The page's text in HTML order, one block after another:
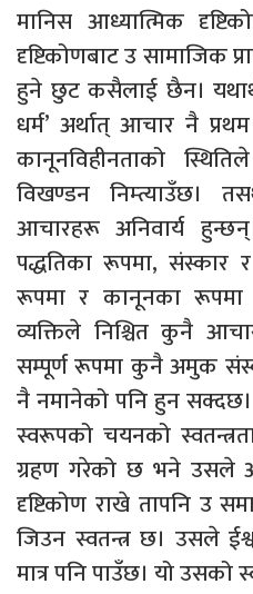
मानिस आध्यात्मिक
दृष्टिकोणबाट उ सामाजिक
हुने छुट कसैलाई छैन।
धर्म’ अर्थात् आचार नै
कानूनविहीनताको
विखण्डन निम्त्याउँछ।
आचारहरू अनिवार्य
पद्धतिका रूपमा, संस्कार
रूपमा र कानूनका
व्यक्तिले निश्चित कुनै
सम्पूर्ण रूपमा कुनै अमुक
नै नमानेको पनि हुन सक्दछ।
स्वरूपको चयनको
ग्रहण गरेको छ भने उसले
दृष्टिकोण राखे तापनि उ
जिउन स्वतन्त्र छ। उसले
मात्र पनि पाउँछ। यो उसको